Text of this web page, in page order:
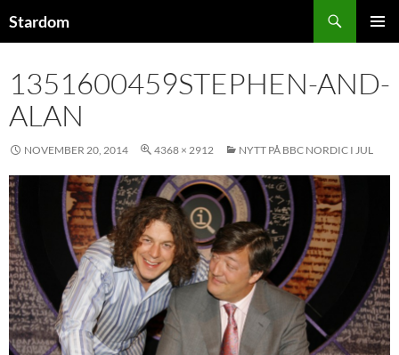
tillStardom
1351600459STEPHEN-AND-
ALAN
NOVEMBER 20, 2014 4368 × 2912 NYTT PÅ BBC NORDIC I JUL